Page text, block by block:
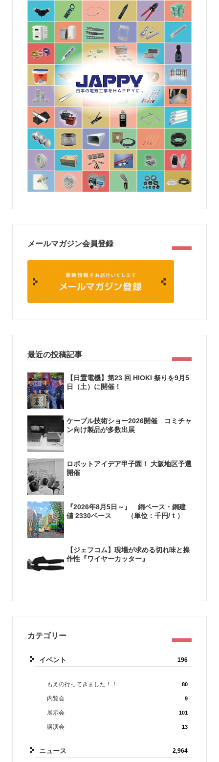
メールマガジン会員登録
最近の投稿記事
【日置電機】第23 回 HIOKI 祭りを9月5
日（土）に開催！
ケーブル技術ショー2026開催 コミチャ
ン向け製品が多数出展
ロボットアイデア甲子園！ 大阪地区予選
開催
『2026年8月5日～』 銅ベース・銅建
値 2330ベース （単位：千円/ｔ）
【ジェフコム】現場が求める切れ味と操
作性『ワイヤーカッター』
カテゴリー
イベント 196
もえの行ってきました！！ 80
内覧会 9
展示会 101
講演会 13
ニュース 2,964